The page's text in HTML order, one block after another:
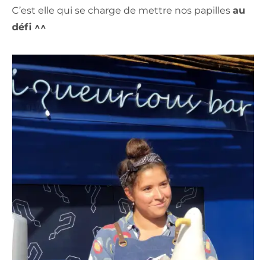
C’est elle qui se charge de mettre nos papilles au
défi ^^